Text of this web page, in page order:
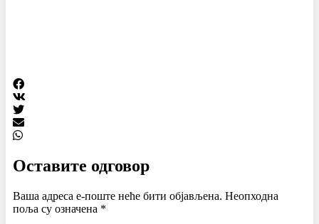
Оставите одговор
Ваша адреса е-поште неће бити објављена. Неопходна
поља су означена *